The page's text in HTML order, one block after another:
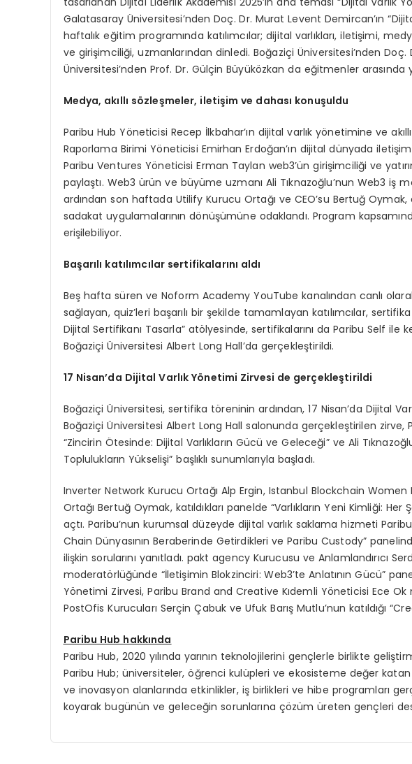
Galatasaray Üniversitesi’nden Doç. Dr. Murat Levent Demircan’ın
haftalık eğitim programında katılımcılar; dijital varlıkları, iletişimi,
ve girişimciliği, uzmanlarından dinledi. Boğaziçi Üniversitesi’nden Doç.
Üniversitesi’nden Prof. Dr. Gülçin Büyüközkan da eğitmenler arasında
Medya, akıllı sözleşmeler, iletişim ve dahası konuşuldu
Paribu Hub Yöneticisi Recep İlkbahar’ın dijital varlık yönetimine ve
Raporlama Birimi Yöneticisi Emirhan Erdoğan’ın dijital dünyada
Paribu Ventures Yöneticisi Erman Taylan web3’ün girişimciliği ve
paylaştı. Web3 ürün ve büyüme uzmanı Ali Tıknazoğlu’nun Web3 iş
ardından son haftada Utilify Kurucu Ortağı ve CEO’su Bertuğ
sadakat uygulamalarının dönüşümüne odaklandı. Program
erişilebiliyor.
Başarılı katılımcılar sertifikalarını aldı
Beş hafta süren ve Noform Academy YouTube kanalından canlı
sağlayan, quiz’leri başarılı bir şekilde tamamlayan katılımcılar,
Dijital Sertifikanı Tasarla” atölyesinde, sertifikalarını da Paribu Self ile
Boğaziçi Üniversitesi Albert Long Hall’da gerçekleştirildi.
17 Nisan’da Dijital Varlık Yönetimi Zirvesi de gerçekleştirildi
Boğaziçi Üniversitesi, sertifika töreninin ardından, 17 Nisan’da Dijital
Boğaziçi Üniversitesi Albert Long Hall salonunda gerçekleştirilen zirve,
“Zincirin Ötesinde: Dijital Varlıkların Gücü ve Geleceği” ve Ali
Toplulukların Yükselişi” başlıklı sunumlarıyla başladı.
Inverter Network Kurucu Ortağı Alp Ergin, Istanbul Blockchain Women
Ortağı Bertuğ Oymak, katıldıkları panelde “Varlıkların Yeni Kimliği:
açtı. Paribu’nun kurumsal düzeyde dijital varlık saklama hizmeti
Chain Dünyasının Beraberinde Getirdikleri ve Paribu Custody”
ilişkin sorularını yanıtladı. pakt agency Kurucusu ve Anlamlandırıcı
moderatörlüğünde “İletişimin Blokzinciri: Web3’te Anlatının Gücü”
Yönetimi Zirvesi, Paribu Brand and Creative Kıdemli Yöneticisi Ece
PostOfis Kurucuları Serçin Çabuk ve Ufuk Barış Mutlu’nun katıldığı
Paribu Hub hakkında
Paribu Hub, 2020 yılında yarının teknolojilerini gençlerle birlikte
Paribu Hub; üniversiteler, öğrenci kulüpleri ve ekosisteme değer
ve inovasyon alanlarında etkinlikler, iş birlikleri ve hibe programları
koyarak bugünün ve geleceğin sorunlarına çözüm üreten gençleri